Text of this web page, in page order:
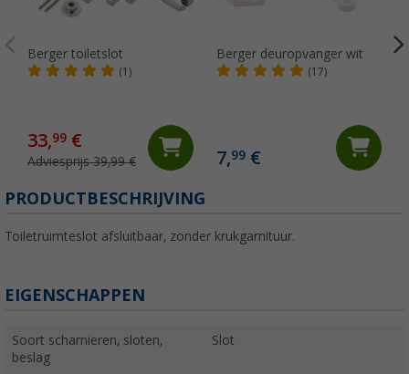
Berger toiletslot
(1)
33,99 €
Adviesprijs 39,99 €
Berger deuropvanger wit
(17)
7,99€
PRODUCTBESCHRIJVING
Toiletruimteslot afsluitbaar, zonder krukgarnituur.
EIGENSCHAPPEN
Soort scharnieren, sloten,
beslag
Slot